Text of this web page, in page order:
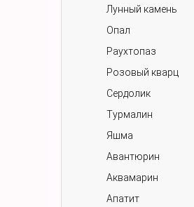
Лунный камень
Опал
Раухтопаз
Розовый кварц
Сердолик
Турмалин
Яшма
Авантюрин
Аквамарин
Апатит